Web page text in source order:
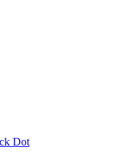
Dot